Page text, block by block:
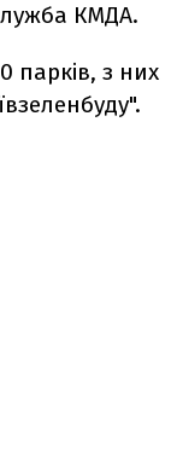
КМДА.
парків, з них